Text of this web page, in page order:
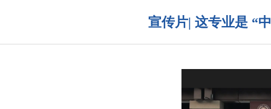
宣传片| 这专业是 “